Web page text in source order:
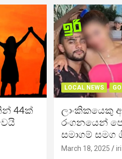
44ක්
LOCAL NEWS
ලාංකිකයෙකු
රංගනයෙන්
සමාගම් සමග
March 18, 2025